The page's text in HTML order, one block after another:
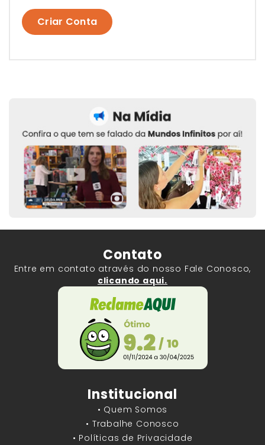
Criar Conta
Contato
Entre em contato através do nosso Fale Conosco,
clicando aqui.
Institucional
• Quem Somos
• Trabalhe Conosco
• Políticas de Privacidade